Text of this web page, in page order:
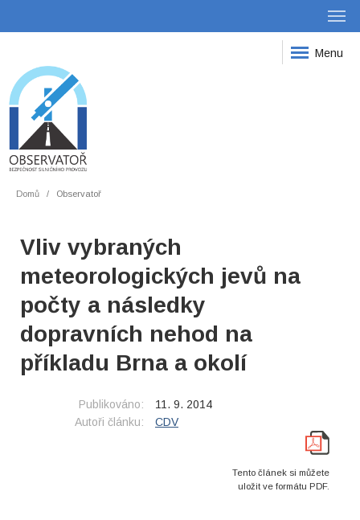
Menu
Domů Observatoř
Vliv vybraných
meteorologických jevů na
počty a následky
dopravních nehod na
příkladu Brna a okolí
Publikováno:
11. 9. 2014
Autoři článku:
CDV
Tento článek si můžete
uložit ve formátu PDF.